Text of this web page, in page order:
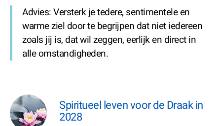
Advies: Versterk je tedere, sentimentele en
warme ziel door te begrijpen dat niet iedereen
zoals jij is, dat wil zeggen, eerlijk en direct in
alle omstandigheden.
Spiritueel leven voor de Draak in
2028